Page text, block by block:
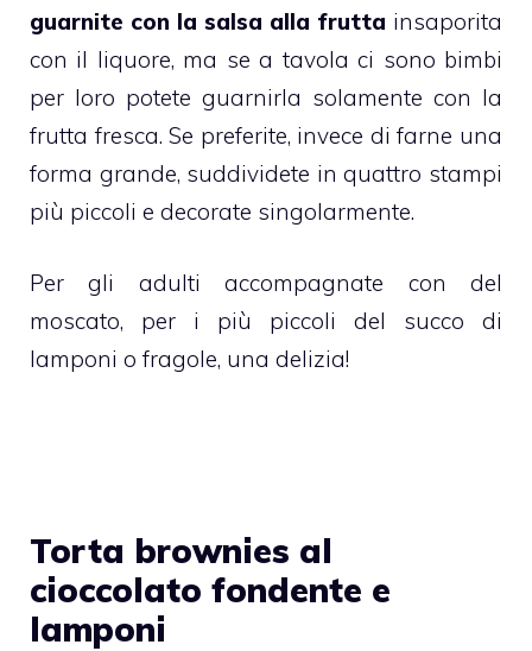
guarnite con la salsa alla frutta insaporita
con il liquore, ma se a tavola ci sono bimbi
per loro potete guarnirla solamente con la
frutta fresca. Se preferite, invece di farne una
forma grande, suddividete in quattro stampi
più piccoli e decorate singolarmente.
Per gli adulti accompagnate con del
moscato, per i più piccoli del succo di
lamponi o fragole, una delizia!
Torta brownies al
cioccolato fondente e
lamponi